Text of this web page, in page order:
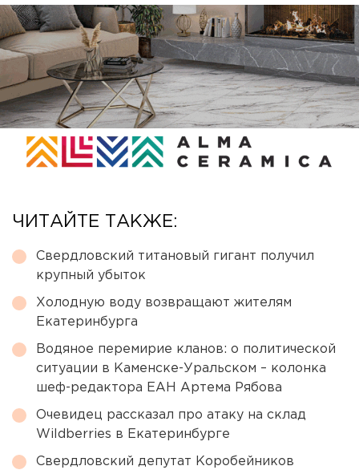
ЧИТАЙТЕ ТАКЖЕ:
Свердловский титановый гигант получил
крупный убыток
Холодную воду возвращают жителям
Екатеринбурга
Водяное перемирие кланов: о политической
ситуации в Каменске-Уральском – колонка
шеф-редактора ЕАН Артема Рябова
Очевидец рассказал про атаку на склад
Wildberries в Екатеринбурге
Свердловский депутат Коробейников